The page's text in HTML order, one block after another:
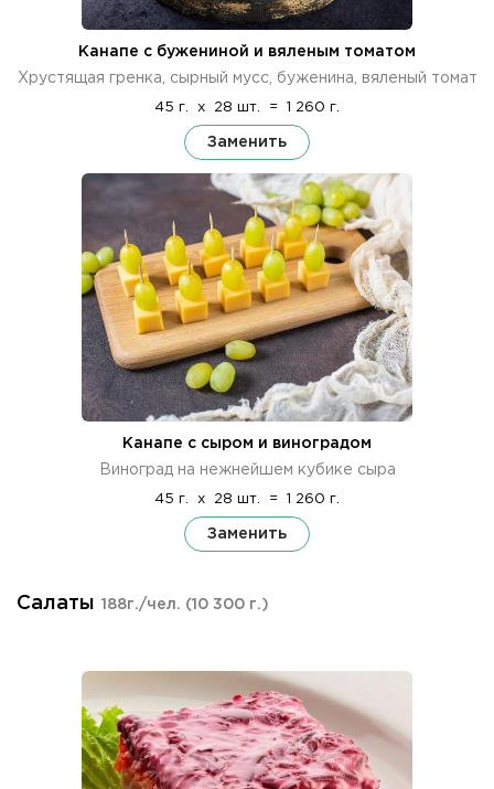
Канапе с бужениной и вяленым томатом
Хрустящая гренка, сырный мусс, буженина, вяленый томат
45 г. x 28 шт. = 1 260 г.
Заменить
Канапе с сыром и виноградом
Виноград на нежнейшем кубике сыра
45 г. x 28 шт. = 1 260 г.
Заменить
Салаты 188г./чел. (10 300 г.)